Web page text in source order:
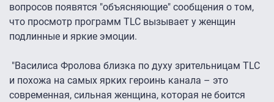
вопросов появятся "объясняющие" сообщения о том,
что просмотр программ TLC вызывает у женщин
подлинные и яркие эмоции.
"Василиса Фролова близка по духу зрительницам TLC
и похожа на самых ярких героинь канала – это
современная, сильная женщина, которая не боится